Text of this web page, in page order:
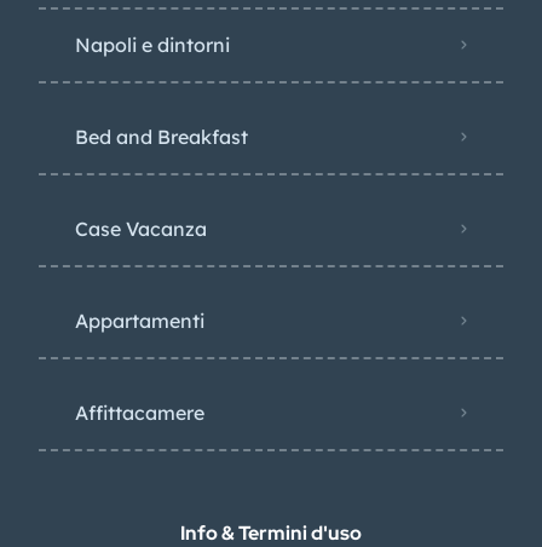
Napoli e dintorni
Bed and Breakfast
Case Vacanza
Appartamenti
Affittacamere
Info & Termini d'uso